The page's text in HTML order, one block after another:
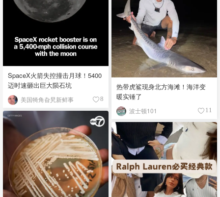
热带虎鲨现身北方海滩！海洋变
暖实锤了
波士顿101 11
SpaceX火箭失控撞击月球！5400
迈时速砸出巨大陨石坑
美国犄角旮旯新鲜事 8